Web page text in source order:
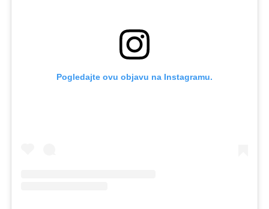
Pogledajte ovu objavu na Instagramu.